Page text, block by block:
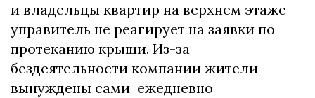
и владельцы квартир на верхнем этаже –
управитель не реагирует на заявки по
протеканию крыши. Из-за
бездеятельности компании жители
вынуждены сами ежедневно